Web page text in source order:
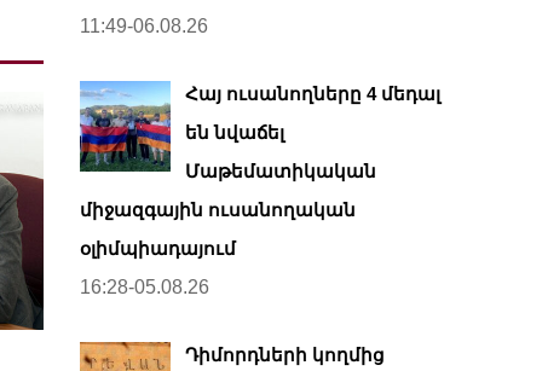
11:49-06.08.26
Հայ ուսանողները 4 մեդալ
են նվաճել
Մաթեմատիկական
միջազգային ուսանողական
օլիմպիադայում
16:28-05.08.26
Դիմորդների կողմից